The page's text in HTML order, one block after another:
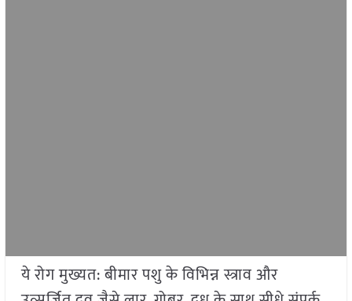
ये रोग मुख्यत: बीमार पशु के विभिन्न स्त्राव और